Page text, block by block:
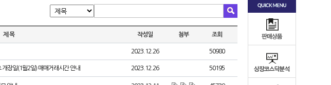
제 목 작성일 첨부 조회
2023.12.26 50980
장일(1월2일) 매매거래시간 안내 2023.12.26 50195